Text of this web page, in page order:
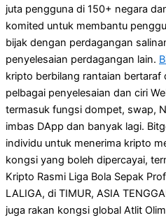
juta pengguna di 150+ negara
komited untuk membantu
bijak dengan perdagangan
penyelesaian perdagangan lain.
kripto berbilang rantaian bertaraf
pelbagai penyelesaian dan ciri
termasuk fungsi dompet, swap,
imbas DApp dan banyak lagi.
individu untuk menerima kripto
kongsi yang boleh dipercayai,
Kripto Rasmi Liga Bola Sepak
LALIGA, di TIMUR, ASIA
juga rakan kongsi global Atlit